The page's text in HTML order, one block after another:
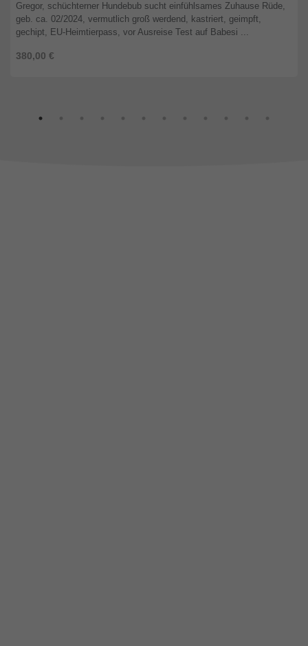
380,00 €
Gregor, schüchterner Hundebub sucht einfühlsames Zuhause Rüde,
geb. ca. 02/2024, vermutlich groß werdend, kastriert, geimpft,
gechipt, EU-Heimtierpass, vor Ausreise Test auf Babesi ...